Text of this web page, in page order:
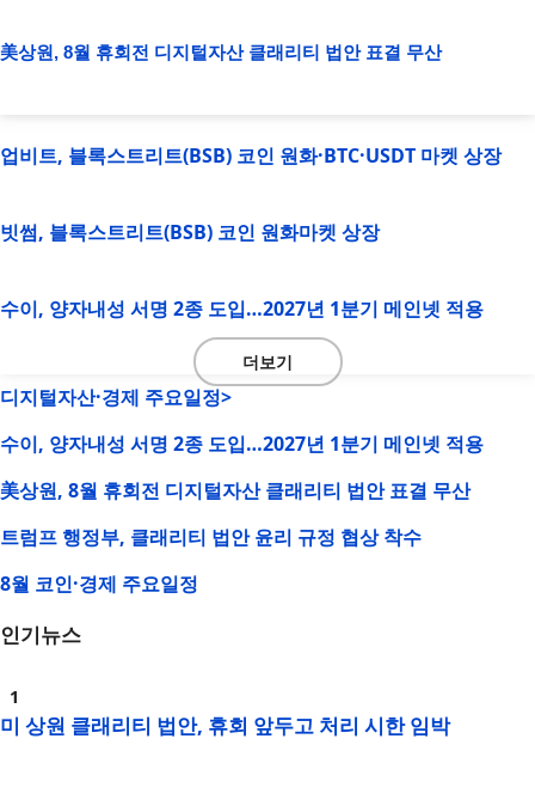
美상원, 8월 휴회전 디지털자산 클래리티 법안 표결 무산
업비트, 블록스트리트(BSB) 코인 원화·BTC·USDT 마켓 상장
빗썸, 블록스트리트(BSB) 코인 원화마켓 상장
수이, 양자내성 서명 2종 도입…2027년 1분기 메인넷 적용
더보기
디지털자산·경제 주요일정>
수이, 양자내성 서명 2종 도입…2027년 1분기 메인넷 적용
美상원, 8월 휴회전 디지털자산 클래리티 법안 표결 무산
트럼프 행정부, 클래리티 법안 윤리 규정 협상 착수
8월 코인·경제 주요일정
인기뉴스
미 상원 클래리티 법안, 휴회 앞두고 처리 시한 임박